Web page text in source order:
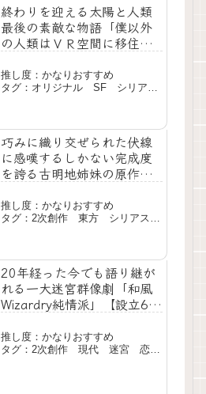
終わりを迎える太陽と人類
最後の素敵な物語「僕以外
の人類はＶＲ空間に移住し
推し度：かなりおすすめ
タグ：オリジナル SF シリア
巧みに織り交ぜられた伏線
に感嘆するしかない完成度
を誇る古明地姉妹の原作前
推し度：かなりおすすめ
タグ：2次創作 東方 シリアス
20年経った今でも語り継が
れる一大迷宮群像劇「和風
Wizardry純情派」【設立6カ
推し度：かなりおすすめ
タグ：2次創作 現代 迷宮 恋